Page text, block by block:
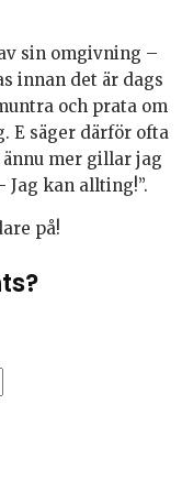
sin omgivning –
innan det är dags
och prata om
E säger därför ofta
ännu mer gillar jag
Jag kan allting!”.
på!